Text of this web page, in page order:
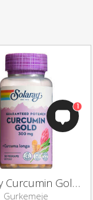
Solaray Curcumin Gold kapsler
Gurkemeje
1